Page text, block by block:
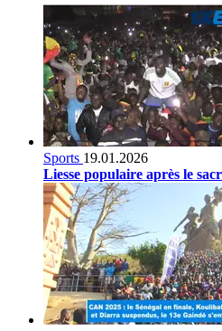
Sports 19.01.2026
Liesse populaire après le